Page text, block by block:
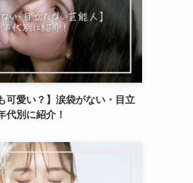
可愛い？】涙袋がない・目立
代別に紹介！